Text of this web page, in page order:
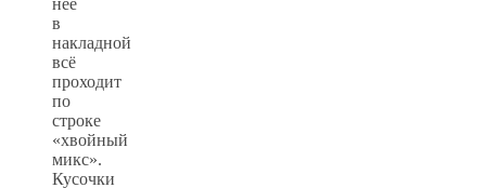
в
накладной
всё
проходит
по
строке
«хвойный
микс».
Кусочки